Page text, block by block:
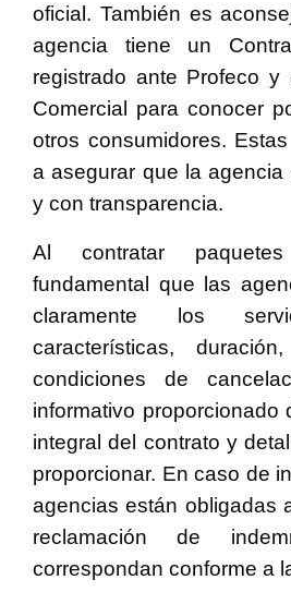
oficial. También es
agencia tiene un
registrado ante Profeco y
Comercial para conocer
otros consumidores.
a asegurar que la agencia
y con transparencia.
Al contratar
fundamental que las
claramente los
características,
condiciones de
informativo proporcionado
integral del contrato y
proporcionar. En caso de
agencias están obligadas
reclamación de
correspondan conforme a